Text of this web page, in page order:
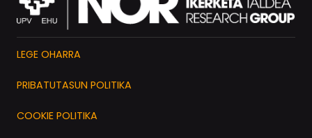
LEGE OHARRA
PRIBATUTASUN POLITIKA
COOKIE POLITIKA